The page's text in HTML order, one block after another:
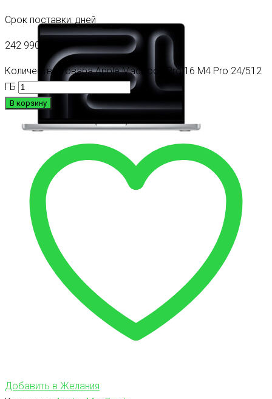
Срок поставки: дней
242 990
Количество товара Apple MacBook Pro 16 M4 Pro 24/512
ГБ
В корзину
Добавить в Желания